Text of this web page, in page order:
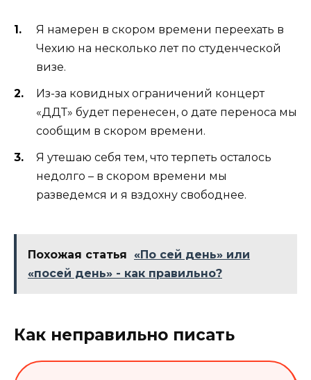
Я намерен в скором времени переехать в
Чехию на несколько лет по студенческой
визе.
Из-за ковидных ограничений концерт
«ДДТ» будет перенесен, о дате переноса мы
сообщим в скором времени.
Я утешаю себя тем, что терпеть осталось
недолго – в скором времени мы
разведемся и я вздохну свободнее.
Похожая статья
«По сей день» или
«посей день» - как правильно?
Как неправильно писать